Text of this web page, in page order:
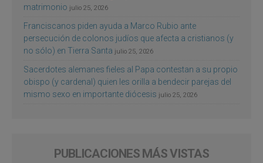
matrimonio julio 25, 2026
Franciscanos piden ayuda a Marco Rubio ante
persecución de colonos judíos que afecta a cristianos (y
no sólo) en Tierra Santa julio 25, 2026
Sacerdotes alemanes fieles al Papa contestan a su propio
obispo (y cardenal) quien les orilla a bendecir parejas del
mismo sexo en importante diócesis julio 25, 2026
PUBLICACIONES MÁS VISTAS